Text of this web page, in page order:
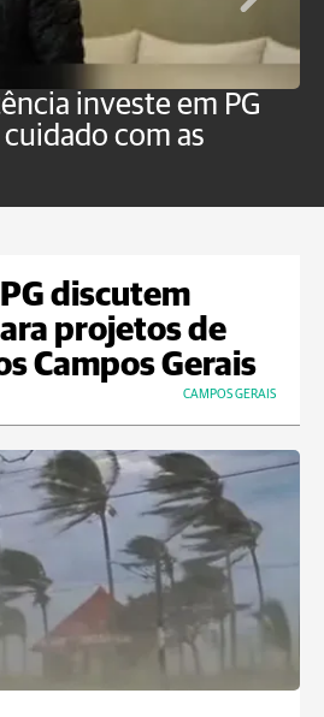
investe em PG
com as
discutem
projetos de
Campos Gerais
CAMPOS GERAIS